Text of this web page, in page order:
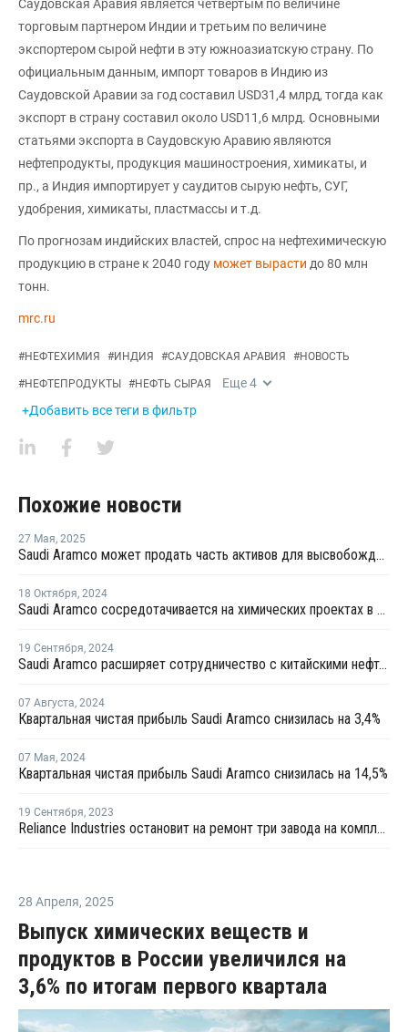
Саудовская Аравия является четвертым по величине
торговым партнером Индии и третьим по величине
экспортером сырой нефти в эту южноазиатскую страну. По
официальным данным, импорт товаров в Индию из
Саудовской Аравии за год составил USD31,4 млрд, тогда как
экспорт в страну составил около USD11,6 млрд. Основными
статьями экспорта в Саудовскую Аравию являются
нефтепродукты, продукция машиностроения, химикаты, и
пр., а Индия импортирует у саудитов сырую нефть, СУГ,
удобрения, химикаты, пластмассы и т.д.
По прогнозам индийских властей, спрос на нефтехимическую
продукцию в стране к 2040 году может вырасти до 80 млн
тонн.
mrc.ru
#НЕФТЕХИМИЯ #ИНДИЯ #САУДОВСКАЯ АРАВИЯ #НОВОСТЬ
#НЕФТЕПРОДУКТЫ #НЕФТЬ СЫРАЯ Еще4
+Добавить все теги в фильтр
Похожие новости
27 Мая, 2025
Saudi Aramco может продать часть активов для высвобождения средств
18 Октября, 2024
Saudi Aramco сосредотачивается на химических проектах в Азии
19 Сентября, 2024
Saudi Aramco расширяет сотрудничество с китайскими нефтехимическими компаниями
07 Августа, 2024
Квартальная чистая прибыль Saudi Aramco снизилась на 3,4%
07 Мая, 2024
Квартальная чистая прибыль Saudi Aramco снизилась на 14,5%
19 Сентября, 2023
Reliance Industries остановит на ремонт три завода на комплекса Джамнагар
28 Апреля, 2025
Выпуск химических веществ и
продуктов в России увеличился на
3,6% по итогам первого квартала